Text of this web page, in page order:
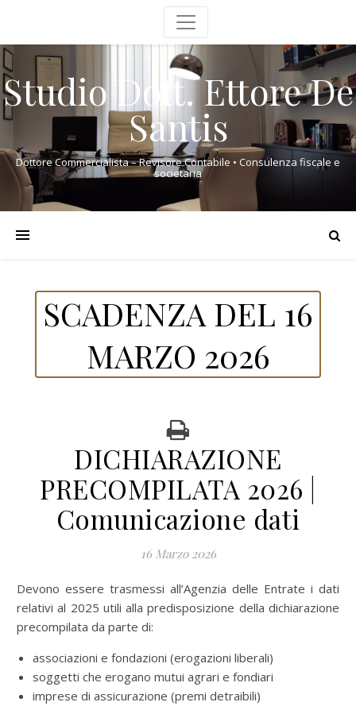
Studio Dott. Ettore De
Santis
Dottore Commercialista – Revisore Contabile • Consulenza fiscale e
societaria
SCADENZA DEL 16
MARZO 2026
DICHIARAZIONE
PRECOMPILATA 2026 |
Comunicazione dati
16 Marzo 2026
Devono essere trasmessi all’Agenzia delle Entrate i dati
relativi al 2025 utili alla predisposizione della dichiarazione
precompilata da parte di:
associazioni e fondazioni (erogazioni liberali)
soggetti che erogano mutui agrari e fondiari
imprese di assicurazione (premi detraibili)